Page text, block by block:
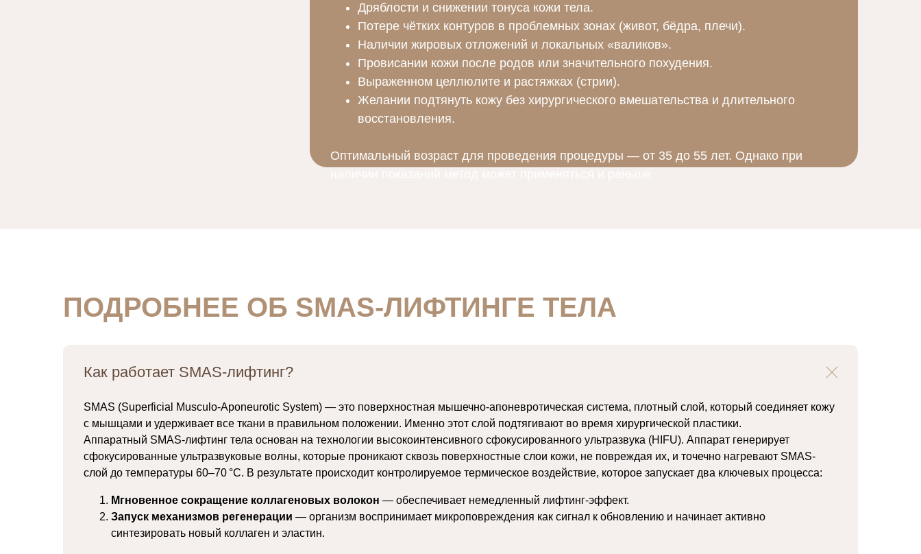
Дряблости и снижении тонуса кожи тела.
Потере чётких контуров в проблемных зонах (живот, бёдра, плечи).
Наличии жировых отложений и локальных «валиков».
Провисании кожи после родов или значительного похудения.
Выраженном целлюлите и растяжках (стрии).
Желании подтянуть кожу без хирургического вмешательства и длительного
восстановления.
Оптимальный возраст для проведения процедуры — от 35 до 55 лет. Однако при
ПОДРОБНЕЕ ОБ SMAS-ЛИФТИНГЕ ТЕЛА
Как работает SMAS-лифтинг?
SMAS (Superficial Musculo-Aponeurotic System) — это поверхностная мышечно-апоневротическая система, плотный слой, который соединяет кожу
с мышцами и удерживает все ткани в правильном положении. Именно этот слой подтягивают во время хирургической пластики.
Аппаратный SMAS-лифтинг тела основан на технологии высокоинтенсивного сфокусированного ультразвука (HIFU). Аппарат генерирует
сфокусированные ультразвуковые волны, которые проникают сквозь поверхностные слои кожи, не повреждая их, и точечно нагревают SMAS-
слой до температуры 60–70 °C. В результате происходит контролируемое термическое воздействие, которое запускает два ключевых процесса:
Мгновенное сокращение коллагеновых волокон — обеспечивает немедленный лифтинг-эффект.
Запуск механизмов регенерации — организм воспринимает микроповреждения как сигнал к обновлению и начинает активно
синтезировать новый коллаген и эластин.